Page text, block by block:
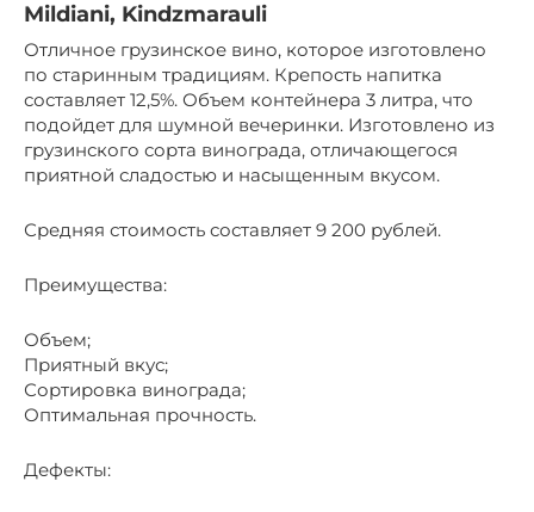
Mildiani, Kindzmarauli
Отличное грузинское вино, которое изготовлено
по старинным традициям. Крепость напитка
составляет 12,5%. Объем контейнера 3 литра, что
подойдет для шумной вечеринки. Изготовлено из
грузинского сорта винограда, отличающегося
приятной сладостью и насыщенным вкусом.
Средняя стоимость составляет 9 200 рублей.
Преимущества:
Объем;
Приятный вкус;
Сортировка винограда;
Оптимальная прочность.
Дефекты: